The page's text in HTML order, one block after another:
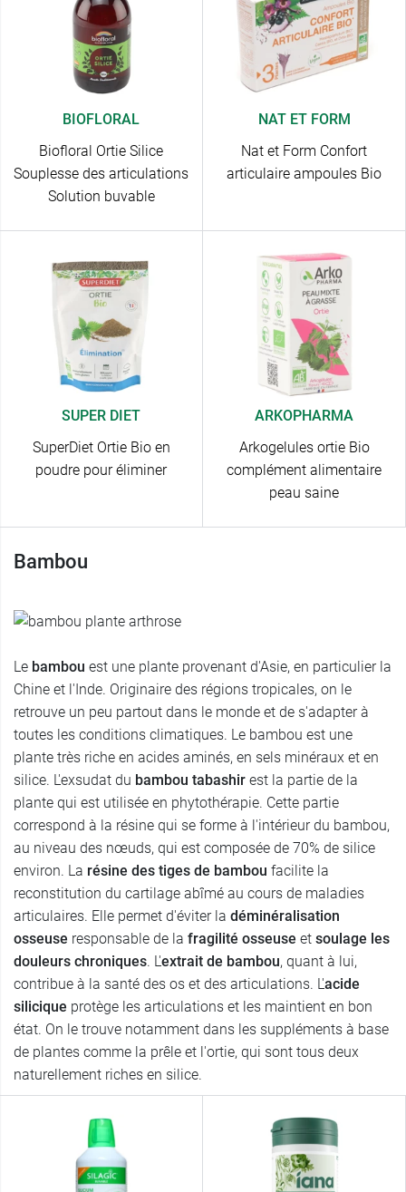
BIOFLORAL
Biofloral Ortie Silice
Souplesse des articulations
Solution buvable
NAT ET FORM
Nat et Form Confort
articulaire ampoules Bio
SUPER DIET
SuperDiet Ortie Bio en
poudre pour éliminer
ARKOPHARMA
Arkogelules ortie Bio
complément alimentaire
peau saine
Bambou
Le bambou est une plante provenant d'Asie, en particulier la
Chine et l'Inde. Originaire des régions tropicales, on le
retrouve un peu partout dans le monde et de s'adapter à
toutes les conditions climatiques. Le bambou est une
plante très riche en acides aminés, en sels minéraux et en
silice. L'exsudat du bambou tabashir est la partie de la
plante qui est utilisée en phytothérapie. Cette partie
correspond à la résine qui se forme à l'intérieur du bambou,
au niveau des nœuds, qui est composée de 70% de silice
environ. La résine des tiges de bambou facilite la
reconstitution du cartilage abîmé au cours de maladies
articulaires. Elle permet d'éviter la déminéralisation
osseuse responsable de la fragilité osseuse et soulage les
douleurs chroniques. L'extrait de bambou, quant à lui,
contribue à la santé des os et des articulations. L'acide
silicique protège les articulations et les maintient en bon
état. On le trouve notamment dans les suppléments à base
de plantes comme la prêle et l'ortie, qui sont tous deux
naturellement riches en silice.